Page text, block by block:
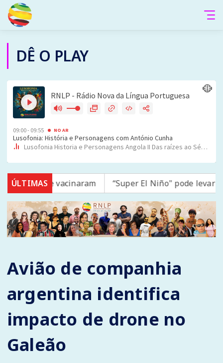
DÊ O PLAY
ÚLTIMAS
não se vacinaram “Super El Niño" pode levar quase
Avião de companhia
argentina identifica
impacto de drone no
Galeão